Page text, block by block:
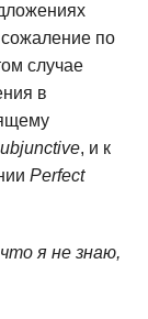
по
случае
в
, и к
Perfect
я не знаю,